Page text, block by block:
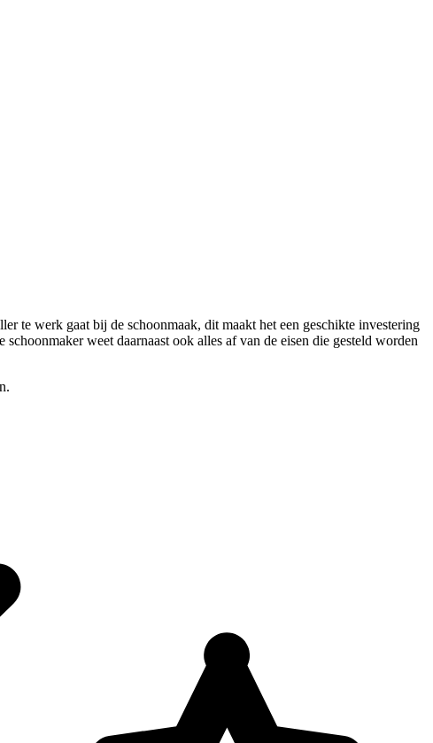
te werk gaat bij de schoonmaak, dit maakt het een geschikte investering
weet daarnaast ook alles af van de eisen die gesteld worden